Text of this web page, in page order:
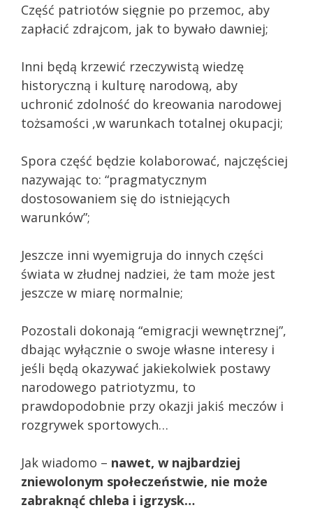
Część patriotów sięgnie po przemoc, aby
zapłacić zdrajcom, jak to bywało dawniej;
Inni będą krzewić rzeczywistą wiedzę
historyczną i kulturę narodową, aby
uchronić zdolność do kreowania narodowej
tożsamości ,w warunkach totalnej okupacji;
Spora część będzie kolaborować, najczęściej
nazywając to: “pragmatycznym
dostosowaniem się do istniejących
warunków”;
Jeszcze inni wyemigruja do innych części
świata w złudnej nadziei, że tam może jest
jeszcze w miarę normalnie;
Pozostali dokonają “emigracji wewnętrznej”,
dbając wyłącznie o swoje własne interesy i
jeśli będą okazywać jakiekolwiek postawy
narodowego patriotyzmu, to
prawdopodobnie przy okazji jakiś meczów i
rozgrywek sportowych…
Jak wiadomo – nawet, w najbardziej
zniewolonym społeczeństwie, nie może
zabraknąć chleba i igrzysk…